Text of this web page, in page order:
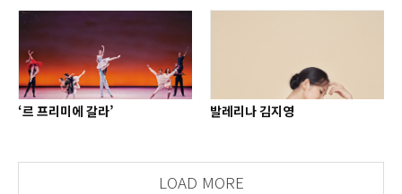
‘르 프리미에 갈라’ 발레리나 김지영
LOAD MORE